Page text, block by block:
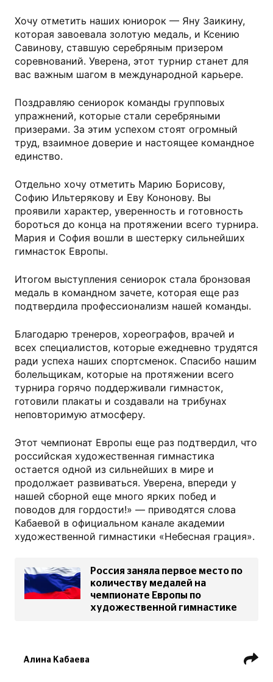
Хочу отметить наших юниорок — Яну Заикину,
которая завоевала золотую медаль, и Ксению
Савинову, ставшую серебряным призером
соревнований. Уверена, этот турнир станет для
вас важным шагом в международной карьере.
Поздравляю сениорок команды групповых
упражнений, которые стали серебряными
призерами. За этим успехом стоят огромный
труд, взаимное доверие и настоящее командное
единство.
Отдельно хочу отметить Марию Борисову,
Софию Ильтерякову и Еву Кононову. Вы
проявили характер, уверенность и готовность
бороться до конца на протяжении всего турнира.
Мария и София вошли в шестерку сильнейших
гимнасток Европы.
Итогом выступления сениорок стала бронзовая
медаль в командном зачете, которая еще раз
подтвердила профессионализм нашей команды.
Благодарю тренеров, хореографов, врачей и
всех специалистов, которые ежедневно трудятся
ради успеха наших спортсменок. Спасибо нашим
болельщикам, которые на протяжении всего
турнира горячо поддерживали гимнасток,
готовили плакаты и создавали на трибунах
неповторимую атмосферу.
Этот чемпионат Европы еще раз подтвердил, что
российская художественная гимнастика
остается одной из сильнейших в мире и
продолжает развиваться. Уверена, впереди у
нашей сборной еще много ярких побед и
поводов для гордости!» — приводятся слова
Кабаевой в официальном канале академии
художественной гимнастики «Небесная грация».
Россия заняла первое место по
количеству медалей на
чемпионате Европы по
художественной гимнастике
Алина Кабаева